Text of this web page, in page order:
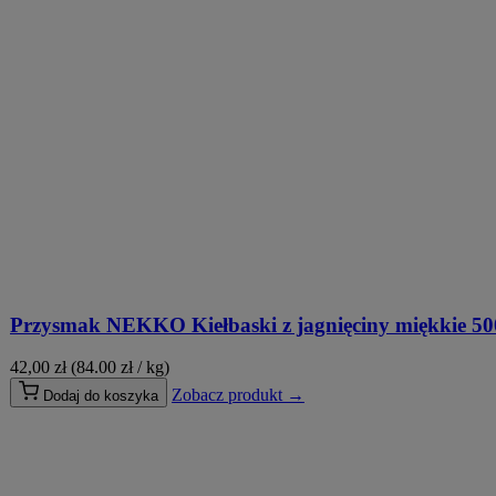
Przysmak NEKKO Kiełbaski z jagnięciny miękkie
42,00 zł (84.00 zł / kg)
Dodaj do koszyka Zobacz produkt →